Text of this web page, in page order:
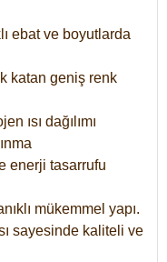
ebat ve boyutlarda
katan geniş renk
ısı dağılımı
enerji tasarrufu
mükemmel yapı.
sayesinde kaliteli ve